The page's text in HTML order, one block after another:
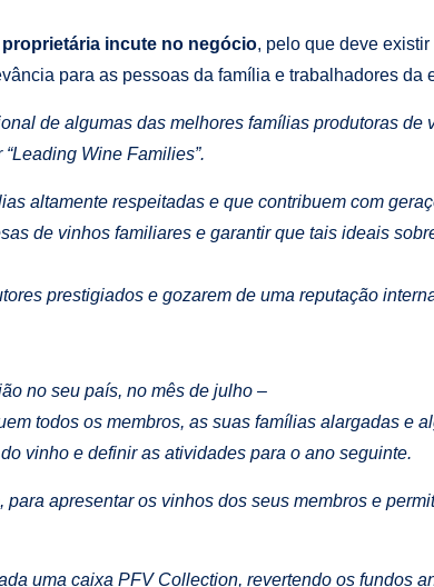
incute no negócio, pelo que deve
para as pessoas da família e trabalhadores da
de algumas das melhores famílias produtoras de
Wine Families”.
altamente respeitadas e que contribuem com
de vinhos familiares e garantir que tais ideais
prestigiados e gozarem de uma reputação
no seu país, no mês de julho –
todos os membros, as suas famílias alargadas e
vinho e definir as atividades para o ano seguinte.
apresentar os vinhos dos seus membros e
uma caixa PFV Collection, revertendo os fundos